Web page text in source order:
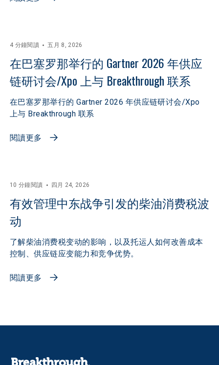
4 分鐘閱讀 五月 8, 2026
在巴塞罗那举行的 Gartner 2026 年供应
链研讨会/Xpo 上与 Breakthrough 联系
在巴塞罗那举行的 Gartner 2026 年供应链研讨会/Xpo
上与 Breakthrough 联系
閱讀更多
10 分鐘閱讀 四月 24, 2026
有效管理中东战争引发的柴油消费税波
动
了解柴油消费税变动的影响，以及托运人如何改善成本
控制、供应链应变能力和竞争优势。
閱讀更多